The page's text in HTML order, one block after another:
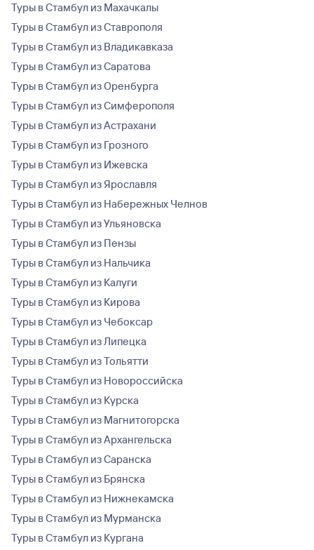
Туры в Стамбул из Махачкалы
Туры в Стамбул из Ставрополя
Туры в Стамбул из Владикавказа
Туры в Стамбул из Саратова
Туры в Стамбул из Оренбурга
Туры в Стамбул из Симферополя
Туры в Стамбул из Астрахани
Туры в Стамбул из Грозного
Туры в Стамбул из Ижевска
Туры в Стамбул из Ярославля
Туры в Стамбул из Набережных Челнов
Туры в Стамбул из Ульяновска
Туры в Стамбул из Пензы
Туры в Стамбул из Нальчика
Туры в Стамбул из Калуги
Туры в Стамбул из Кирова
Туры в Стамбул из Чебоксар
Туры в Стамбул из Липецка
Туры в Стамбул из Тольятти
Туры в Стамбул из Новороссийска
Туры в Стамбул из Курска
Туры в Стамбул из Магнитогорска
Туры в Стамбул из Архангельска
Туры в Стамбул из Саранска
Туры в Стамбул из Брянска
Туры в Стамбул из Нижнекамска
Туры в Стамбул из Мурманска
Туры в Стамбул из Кургана